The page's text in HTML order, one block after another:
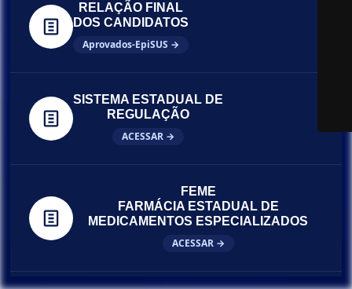
RELAÇÃO FINAL
DOS CANDIDATOS
Aprovados-EpiSUS →
SISTEMA ESTADUAL DE
REGULAÇÃO
ACESSAR →
FEME
FARMÁCIA ESTADUAL DE
MEDICAMENTOS ESPECIALIZADOS
ACESSAR →